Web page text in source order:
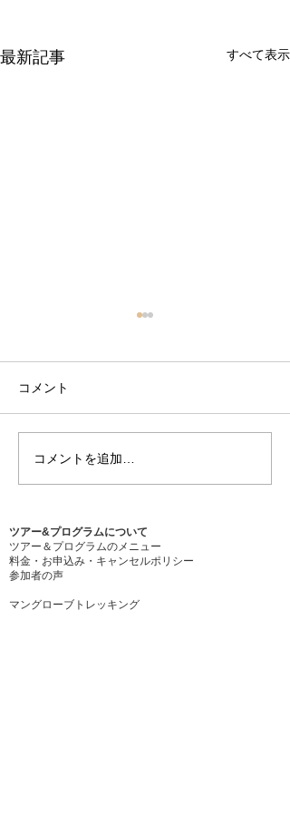
最新記事 すべて表示
日頃よりお世話になっている
みなさまへ 2018年12月1日よ
せていただきます。12月１日
以前にご予約済みの方は、改
層、高めていきますので、ご
理解賜りますようお願い申し
上げます
コメント
コメントを追加…
ツアー&プログラムについて
ツアー＆プログラムのメニュー
料金・お申込み・キャンセルポリシー
​参加者の声
マングローブトレッキング